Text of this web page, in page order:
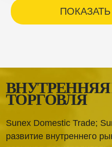
ТОРГОВЛЯ
Sunex Domestic Trade;
развитие внутреннего